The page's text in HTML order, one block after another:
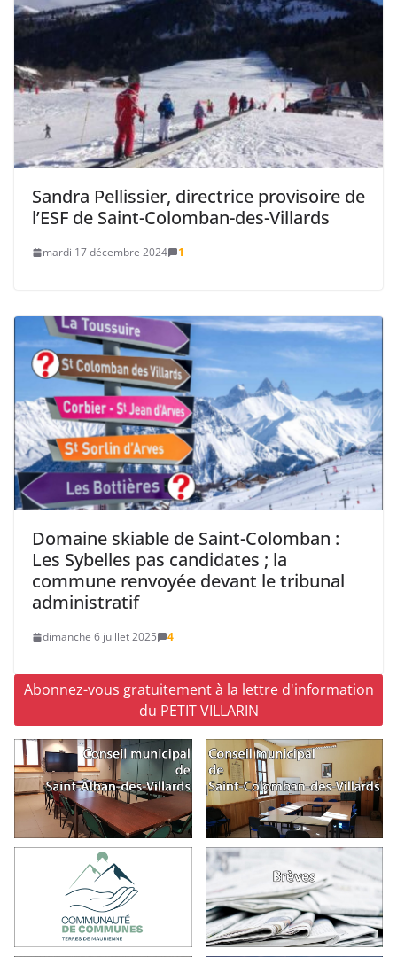
Sandra Pellissier, directrice provisoire de
l’ESF de Saint-Colomban-des-Villards
mardi 17 décembre 2024 1
Domaine skiable de Saint-Colomban :
Les Sybelles pas candidates ; la
commune renvoyée devant le tribunal
administratif
dimanche 6 juillet 2025 4
Abonnez-vous gratuitement à la lettre d'information
du PETIT VILLARIN